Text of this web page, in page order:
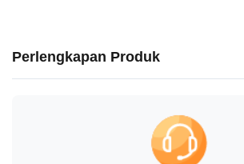
Perlengkapan Produk